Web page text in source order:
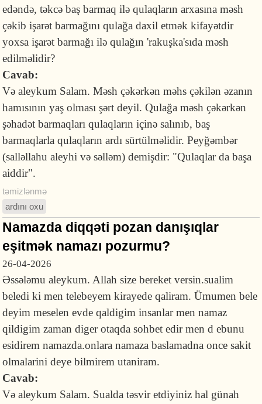
edəndə, təkcə baş barmaq ilə qulaqların arxasına məsh
çəkib işarət barmağını qulağa daxil etmək kifayətdir
yoxsa işarət barmağı ilə qulağın 'rakuşka'sıda məsh
edilməlidir?
Cavab:
Və aleykum Salam. Məsh çəkərkən məhs çəkilən əzanın
hamısının yaş olması şərt deyil. Qulağa məsh çəkərkən
şəhadət barmaqları qulaqların içinə salınıb, baş
barmaqlarla qulaqların ardı sürtülməlidir. Peyğəmbər
(salləllahu aleyhi və səlləm) demişdir: "Qulaqlar da başa
aiddir".
təmizlənmə
ardını oxu
Namazda diqqəti pozan danışıqlar
eşitmək namazı pozurmu?
26-04-2026
Əssələmu aleykum. Allah size bereket versin.sualim
beledi ki men telebeyem kirayede qaliram. Ümumen bele
deyim meselen evde qaldigim insanlar men namaz
qildigim zaman diger otaqda sohbet edir men d ebunu
esidirem namazda.onlara namaza baslamadna once sakit
olmalarini deye bilmirem utaniram.
Cavab:
Və aleykum Salam. Sualda təsvir etdiyiniz hal günah